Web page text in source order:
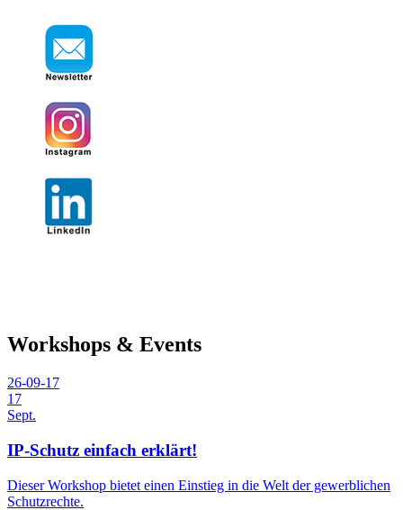
Workshops & Events
26-09-17
17
Sept.
IP-Schutz einfach erklärt!
Dieser Workshop bietet einen Einstieg in die Welt der gewerblichen
Schutzrechte.